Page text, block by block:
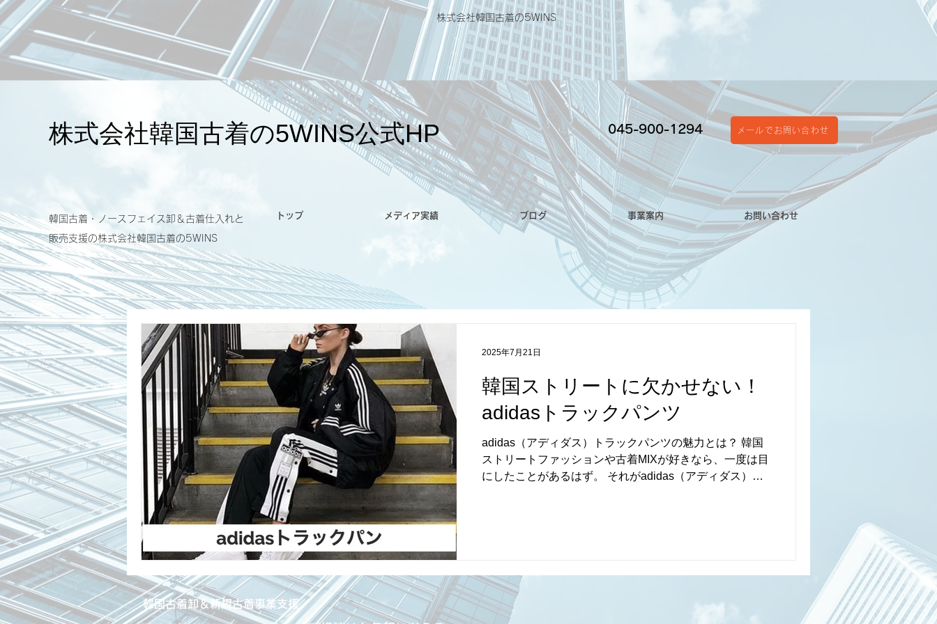
株式会社韓国古着の5WINS
​株式会社韓国古着の5WINS公式HP 045-900-1294 メールでお問い合わせ
韓国古着・ノースフェイス卸＆古着仕入れと
販売支援の​株式会社韓国古着の5WINS
トップ メディア実績 ブログ 事業案内 お問い合わせ
韓国ストリートに欠かせない！
adidasトラックパンツ
adidas（アディダス）トラックパンツの魅力とは？ 韓国
ストリートファッションや古着MIXが好きなら、一度は目
にしたことがあるはず。 それがadidas（アディダス）の
2025年7月21日
韓国古着卸＆新規古着事業支援